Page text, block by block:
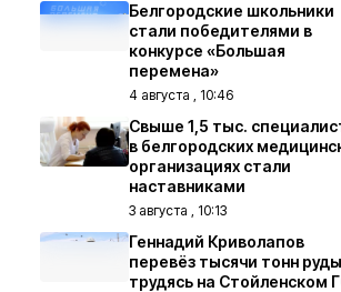
Белгородские школьники
стали победителями в
конкурсе «Большая
перемена»
4 августа , 10:46
Свыше 1,5 тыс.
в белгородских
организациях стали
наставниками
3 августа , 10:13
Геннадий Криволапов
перевёз тысячи тонн руды
трудясь на Стойленском